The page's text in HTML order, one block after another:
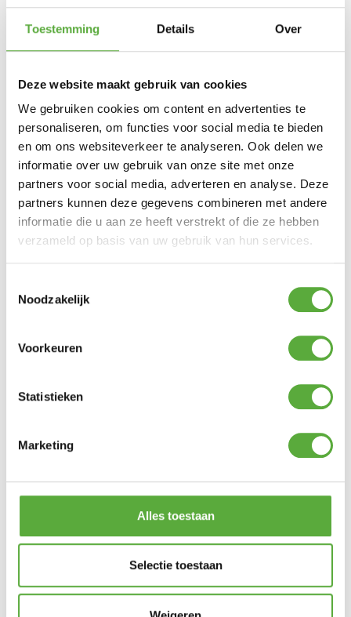
Toestemming Details Over
Deze website maakt gebruik van cookies
We gebruiken cookies om content en advertenties te
personaliseren, om functies voor social media te bieden
en om ons websiteverkeer te analyseren. Ook delen we
informatie over uw gebruik van onze site met onze
partners voor social media, adverteren en analyse. Deze
partners kunnen deze gegevens combineren met andere
informatie die u aan ze heeft verstrekt of die ze hebben
verzameld op basis van uw gebruik van hun services.
Noodzakelijk
Voorkeuren
Statistieken
Marketing
Alles toestaan
Selectie toestaan
86 cm
Diepte
126,5 cm
SKU
3630001066
Zitkussen universeel 50x50cm
€19,95
Kussentas Platinum
€32,95